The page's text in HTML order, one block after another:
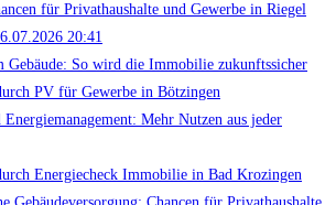
für Privathaushalte und Gewerbe in Riegel
20:41
Gebäude: So wird die Immobilie zukunftssicher
PV für Gewerbe in Bötzingen
Mehr Nutzen aus jeder
Energiecheck Immobilie in Bad Krozingen